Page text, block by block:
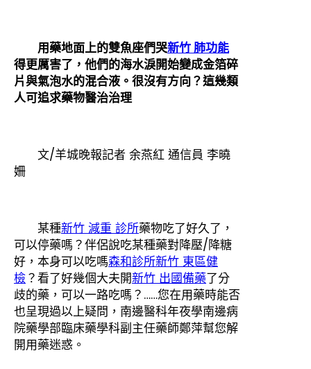
用藥地面上的雙魚座們哭新竹 肺功能
得更厲害了，他們的海水淚開始變成金箔碎
片與氣泡水的混合液。很沒有方向？這幾類
人可追求藥物醫治治理
文/羊城晚報記者 余燕紅 通信員 李曉
姍
某種新竹 減重 診所藥物吃了好久了，
可以停藥嗎？伴侶說吃某種藥對降壓/降糖
好，本身可以吃嗎森和診所新竹 東區健
檢？看了好幾個大夫開新竹 出國備藥了分
歧的藥，可以一路吃嗎？……您在用藥時能否
也呈現過以上疑問，南邊醫科年夜學南邊病
院藥學部臨床藥學科副主任藥師鄭萍幫您解
開用藥迷惑。